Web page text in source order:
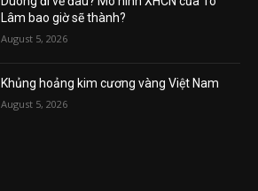
Lâm bao giờ sẽ thành?
August 5, 2026
Khủng hoảng kim cương vàng Việt Nam
August 5, 2026